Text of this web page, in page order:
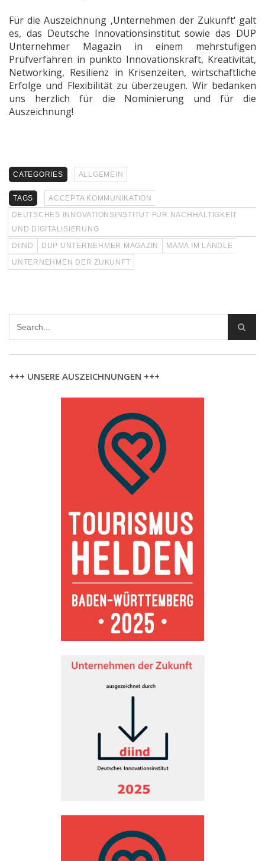
Für die Auszeichnung ‚Unternehmen der Zukunft‘ galt
es, das Deutsche Innovationsinstitut sowie das DUP
Unternehmer Magazin in einem mehrstufigen
Prüfverfahren in punkto Innovationskraft, Kreativität,
Networking, Resilienz in Krisenzeiten, wirtschaftliche
Erfolge und Flexibilität zu überzeugen. Wir bedanken
uns herzlich für die Nominierung und für die
Auszeichnung!
CATEGORIES ALLGEMEIN
TAGS
ACCEPTA KOMMUNIKATION
DEUTSCHES INNOVATIONSINSTITUT FÜR NACHHALTIGKEIT
UND DIGITALISIERUNG
DIIND
DUP UNTERNEHMER MAGAZIN
MAMA IM LÄNDLE
UNTERNEHMEN DER ZUKUNFT
+++ UNSERE AUSZEICHNUNGEN +++